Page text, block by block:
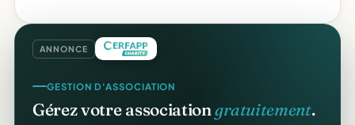
ANNONCE
GESTION D'ASSOCIATION
Gérez votre associationgratuitement.
REÇUS FISCAUX
Vos reçusCERFAautomatiques.